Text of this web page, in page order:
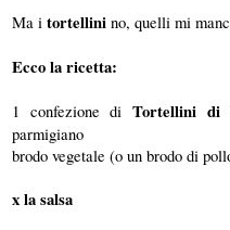
Ma i tortellinino, quelli mi
Ecco la ricetta:
1 confezione diTortellini di
parmigiano
brodo vegetale (o un brodo di
x la salsa